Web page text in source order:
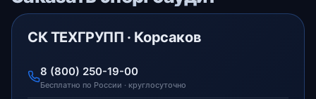
СК ТЕХГРУПП · Корсаков
8 (800) 250-19-00
Бесплатно по России · круглосуточно